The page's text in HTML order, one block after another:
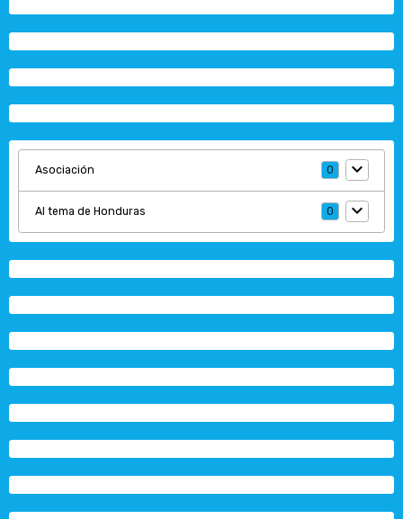
Asociación 0
Al tema de Honduras 0